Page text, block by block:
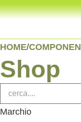
HOME/
Shop
Marchio